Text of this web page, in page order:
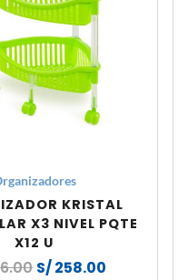
KRISTAL
X3 NIVEL PQTE
X12 U
S/258.00